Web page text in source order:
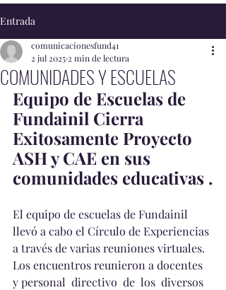
Entrada
COMUNIDADES Y ESCUELAS
comunicacionesfund41
2 jul 2025 2 min de lectura
Equipo de Escuelas de
Fundainil Cierra
Exitosamente Proyecto
ASH y CAE en sus
comunidades educativas .
El equipo de escuelas de Fundainil
llevó a cabo el Círculo de Experiencias
a través de varias reuniones virtuales.
Los encuentros reunieron a docentes
y personal  directivo  de  los  diversos